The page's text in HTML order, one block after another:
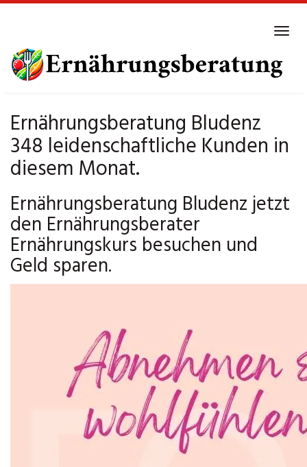
main
content
Ernährungsberatung Bludenz
348 leidenschaftliche Kunden in
diesem Monat.
Ernährungsberatung Bludenz jetzt
den Ernährungsberater
Ernährungskurs besuchen und
Geld sparen.